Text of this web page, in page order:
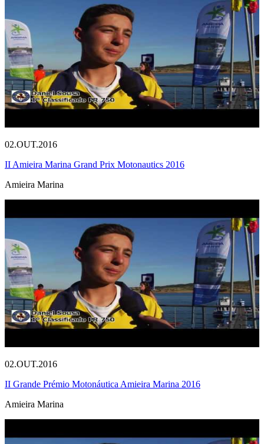
02.OUT.2016
II Amieira Marina Grand Prix Motonautics 2016
Amieira Marina
02.OUT.2016
II Grande Prémio Motonáutica Amieira Marina 2016
Amieira Marina